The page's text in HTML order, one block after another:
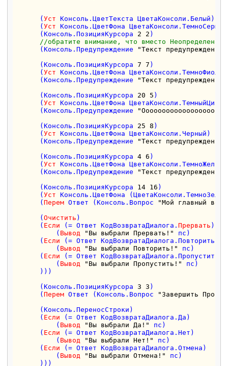
      (
Уст Консоль.ЦветТекста ЦветаКонсоли.Белый)
      (
Уст Консоль.ЦветФона
      (Консоль.ПозицияКурсора
2 2 )
//обратите внимание, что вместо Неопределено
      (Консоль.Предупреждение
"Текст предупреждения
      (Консоль.ПозицияКурсора
7 7 )
      (
Уст Консоль.ЦветФона
      (Консоль.Предупреждение
"Текст предупреждения
      (Консоль.ПозицияКурсора
20 5 )
      (
Уст Консоль.ЦветФона
      (Консоль.Предупреждение
      (Консоль.ПозицияКурсора
25 8 )
      (
Уст Консоль.ЦветФона ЦветаКонсоли.Черный)
      (Консоль.Предупреждение
"Текст предупреждения
      (Консоль.ПозицияКурсора
4 6 )
      (
Уст Консоль.ЦветФона
      (Консоль.Предупреждение
"Текст предупреждения
      (Консоль.ПозицияКурсора
14 16 )
      (
Уст Консоль.ЦветФона
      (
Перем Ответ (Консоль.Вопрос
"Мой главный
      (
Очистить )
      (
Если (= Ответ КодВозвратаДиалога.Прервать )
          (
Вывод "Вы выбрали Прервать!"
пс)
      (
Если (= Ответ КодВозвратаДиалога.Повторить)
          (
Вывод "Вы выбрали Повторить!"
пс)
      (
Если (= Ответ КодВозвратаДиалога.Пропустить)
          (
Вывод "Вы выбрали Пропустить!"
пс)
      )))
      (Консоль.ПозицияКурсора
3 3 )
      (
Перем Ответ (Консоль.Вопрос
"Завершить
      (Консоль.ПереносСтроки)
      (
Если (= Ответ КодВозвратаДиалога.Да)
          (
Вывод "Вы выбрали Да!"
пс)
      (
Если (= Ответ КодВозвратаДиалога.Нет)
          (
Вывод "Вы выбрали Нет!"
пс)
      (
Если (= Ответ КодВозвратаДиалога.Отмена)
          (
Вывод "Вы выбрали Отмена!"
пс)
      )))